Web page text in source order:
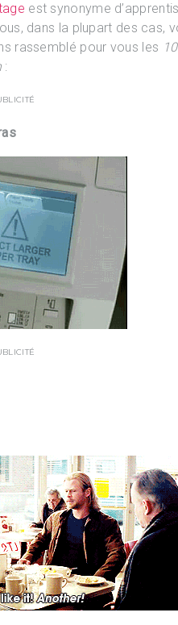
est synonyme
dans la plupart des cas,
rassemblé pour vous les 10
: